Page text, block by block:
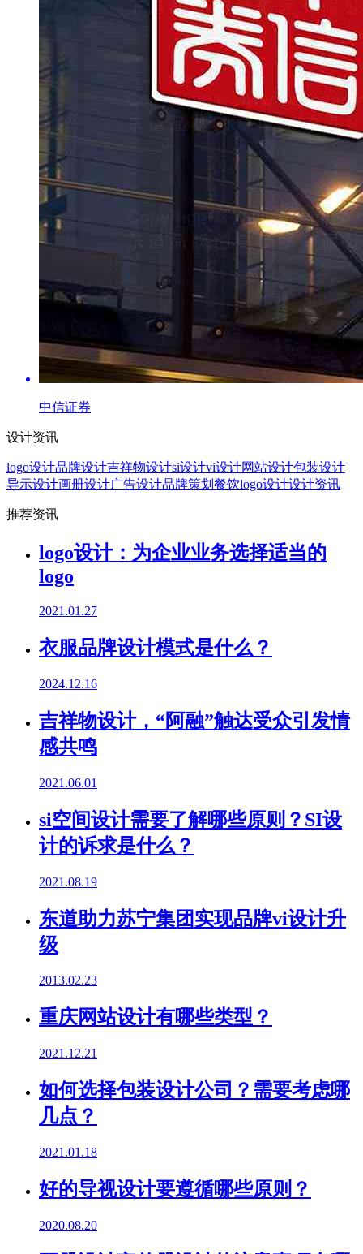
中信证券
设计资讯
logo设计品牌设计吉祥物设计si设计vi设计网站设计包装设计
导示设计画册设计广告设计品牌策划 餐饮logo设计设计资讯
推荐资讯
logo设计：为企业业务选择适当的
logo
2021.01.27
衣服品牌设计模式是什么？
2024.12.16
吉祥物设计，“阿融”触达受众引发情
感共鸣
2021.06.01
si空间设计需要了解哪些原则？SI设
计的诉求是什么？
2021.08.19
东道助力苏宁集团实现品牌vi设计升
级
2013.02.23
重庆网站设计有哪些类型？
2021.12.21
如何选择包装设计公司？需要考虑哪
几点？
2021.01.18
好的导视设计要遵循哪些原则？
2020.08.20